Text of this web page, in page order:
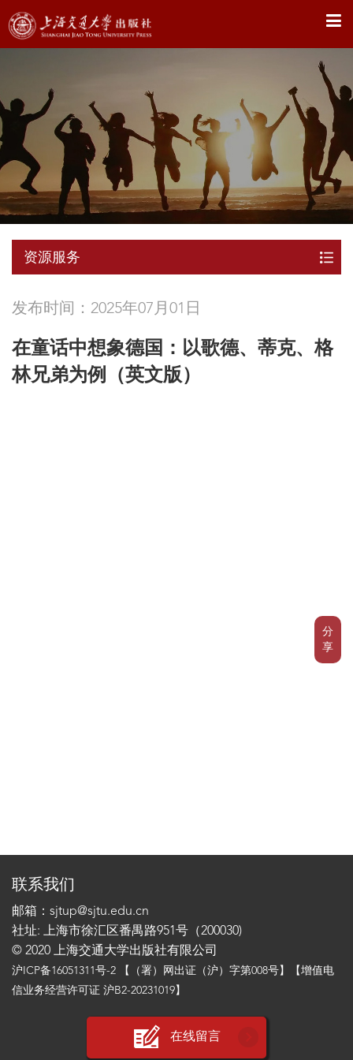
X
分
享
资源服务
发布时间：2025年07月01日
在童话中想象德国：以歌德、蒂克、格
林兄弟为例（英文版）
联系我们
邮箱：sjtup@sjtu.edu.cn
社址: 上海市徐汇区番禺路951号（200030)
© 2020 上海交通大学出版社有限公司
沪ICP备16051311号-2 【（署）网出证（沪）字第008号】【增值电
信业务经营许可证 沪B2-20231019】
在线留言